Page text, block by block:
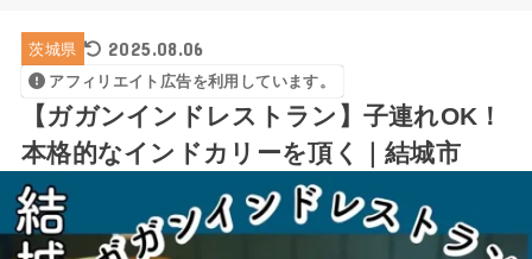
茨城県 2025.08.06
アフィリエイト広告を利用しています。
【ガガンインドレストラン】子連れOK！
本格的なインドカリーを頂く｜結城市